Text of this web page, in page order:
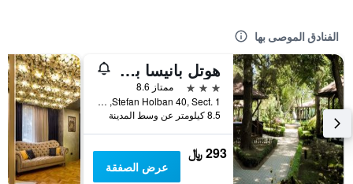
الفنادق الموصى بها
هوتل بانيسا بارك
3 نجوم
ممتاز 8.6
Stefan Holban 40, Sect. 1, بوخارست, رومانيا
8.5 كيلومتر عن وسط المدينة
293 ﷼
عرض الصفقة